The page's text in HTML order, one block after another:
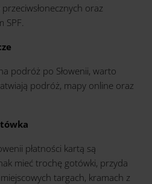
oraz
SPF.
podróż po Słowenii, warto
podróż, mapy online oraz
płatności kartą są
mieć trochę gotówki, przyda
targach, kramach z